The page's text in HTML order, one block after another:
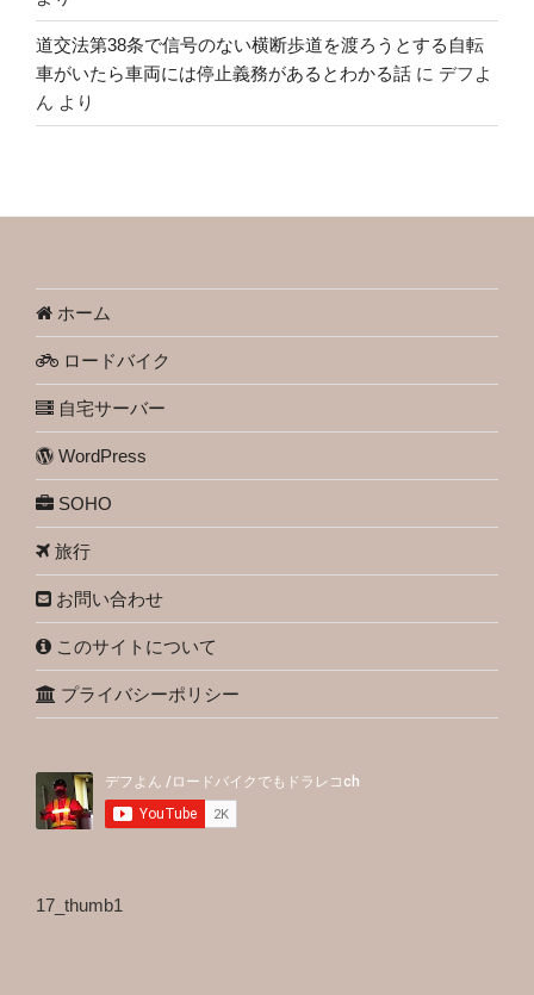
道交法第38条で信号のない横断歩道を渡ろうとする自転
車がいたら車両には停止義務があるとわかる話 に デフよ
ん より
ホーム
ロードバイク
自宅サーバー
WordPress
SOHO
旅行
お問い合わせ
このサイトについて
プライバシーポリシー
17_thumb1